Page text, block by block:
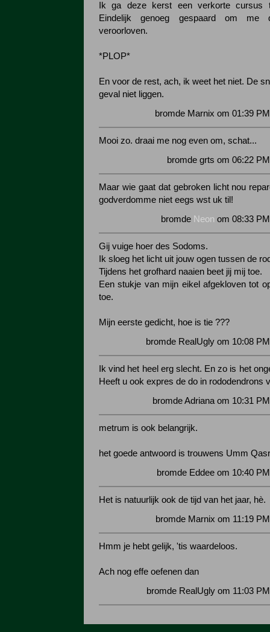
Ik ga deze kerst een verkorte cursus
Eindelijk genoeg gespaard om me
veroorloven.
*PLOP*
En voor de rest, ach, ik weet het niet. De
geval niet liggen.
bromde Marnix om 01:39
Mooi zo. draai me nog even om, schat...
bromde grts om 06:22
Maar wie gaat dat gebroken licht nou
godverdomme niet eegs wst uk til!
bromde Neon om 08:33
Gij vuige hoer des Sodoms.
Ik sloeg het licht uit jouw ogen tussen de
Tijdens het grofhard naaien beet jij mij toe.
Een stukje van mijn eikel afgekloven tot
toe.
Mijn eerste gedicht, hoe is tie ???
bromde RealUgly om 10:08
Ik vind het heel erg slecht. En zo is het
Heeft u ook expres de do in rododendrons
bromde Adriana om 10:31
metrum is ook belangrijk.
het goede antwoord is trouwens Umm
bromde Eddee om 10:40
Het is natuurlijk ook de tijd van het jaar, hè.
bromde Marnix om 11:19
Hmm je hebt gelijk, 'tis waardeloos.
Ach nog effe oefenen dan
bromde RealUgly om 11:03